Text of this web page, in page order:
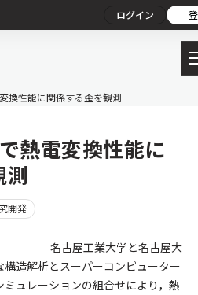
ログイン
換性能に関係する歪を観測
熱電変換性能に
測
開発
名古屋工業大学と名古屋大
造解析とスーパーコンピューター
ュレーションの組合せにより，熱